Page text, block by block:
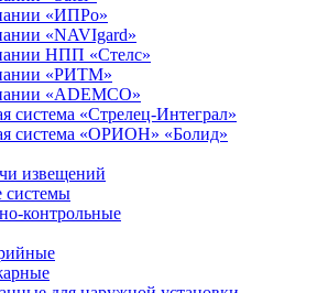
«ИПРо»
«NAVIgard»
НПП «Стелс»
«РИТМ»
«ADEMCO»
система «Стрелец-Интеграл»
система «ОРИОН» «Болид»
извещений
системы
контрольные